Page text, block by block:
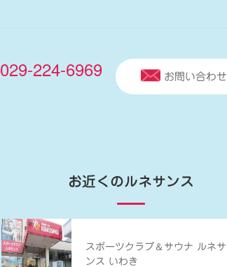
029-224-6969 お問い合わせ
お近くのルネサンス
スポーツクラブ ＆ サウナ ルネサ
ンス いわき